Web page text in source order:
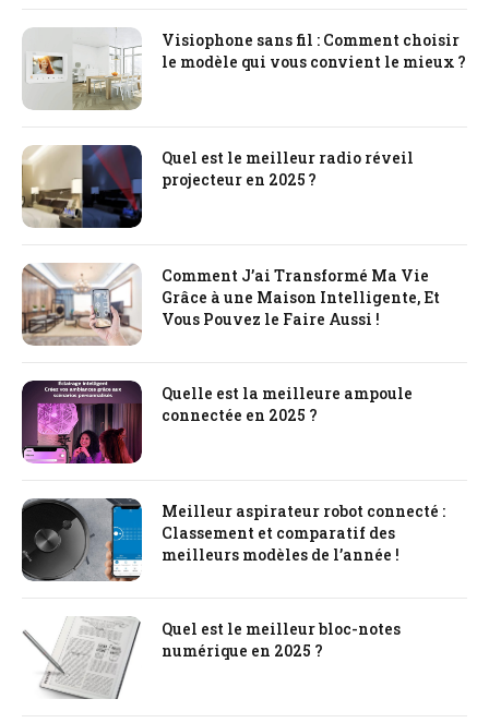
Visiophone sans fil : Comment choisir
le modèle qui vous convient le mieux ?
Quel est le meilleur radio réveil
projecteur en 2025 ?
Comment J’ai Transformé Ma Vie
Grâce à une Maison Intelligente, Et
Vous Pouvez le Faire Aussi !
Quelle est la meilleure ampoule
connectée en 2025 ?
Meilleur aspirateur robot connecté :
Classement et comparatif des
meilleurs modèles de l’année !
Quel est le meilleur bloc-notes
numérique en 2025 ?